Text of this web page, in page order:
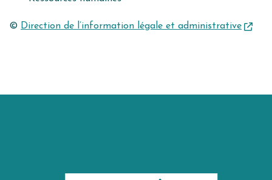
© Direction de l’information légale et administrative